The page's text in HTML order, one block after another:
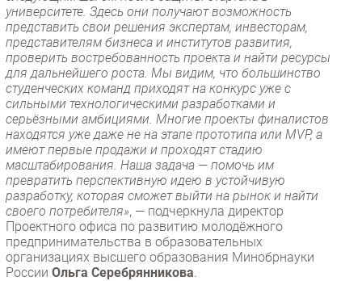
университете. Здесь они получают возможность
представить свои решения экспертам, инвесторам,
представителям бизнеса и институтов развития,
проверить востребованность проекта и найти ресурсы
для дальнейшего роста. Мы видим, что большинство
студенческих команд приходят на конкурс уже с
сильными технологическими разработками и
серьёзными амбициями. Многие проекты финалистов
находятся уже даже не на этапе прототипа или MVP, а
имеют первые продажи и проходят стадию
масштабирования. Наша задача — помочь им
превратить перспективную идею в устойчивую
разработку, которая сможет выйти на рынок и найти
своего потребителя», — подчеркнула директор
Проектного офиса по развитию молодёжного
предпринимательства в образовательных
организациях высшего образования Минобрнауки
России Ольга Серебрянникова